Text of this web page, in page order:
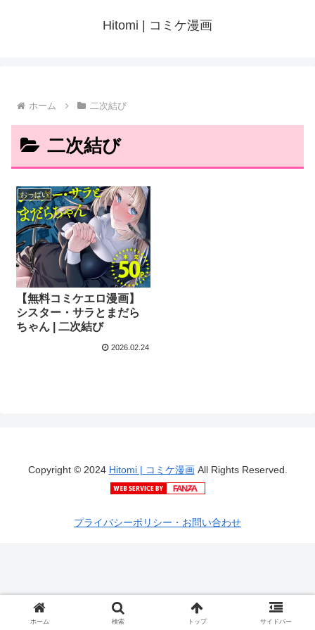
Hitomi | コミケ漫画
ホーム 二次結び
二次結び
おっぱい
【無料コミケエロ漫画】
シスター・サラとまだら
ちゃん | 二次結び
2026.02.24
Copyright © 2024 Hitomi | コミケ漫画All Rights Reserved.
プライバシーポリシー・お問い合わせ
ホーム 検索 トップ サイドバー